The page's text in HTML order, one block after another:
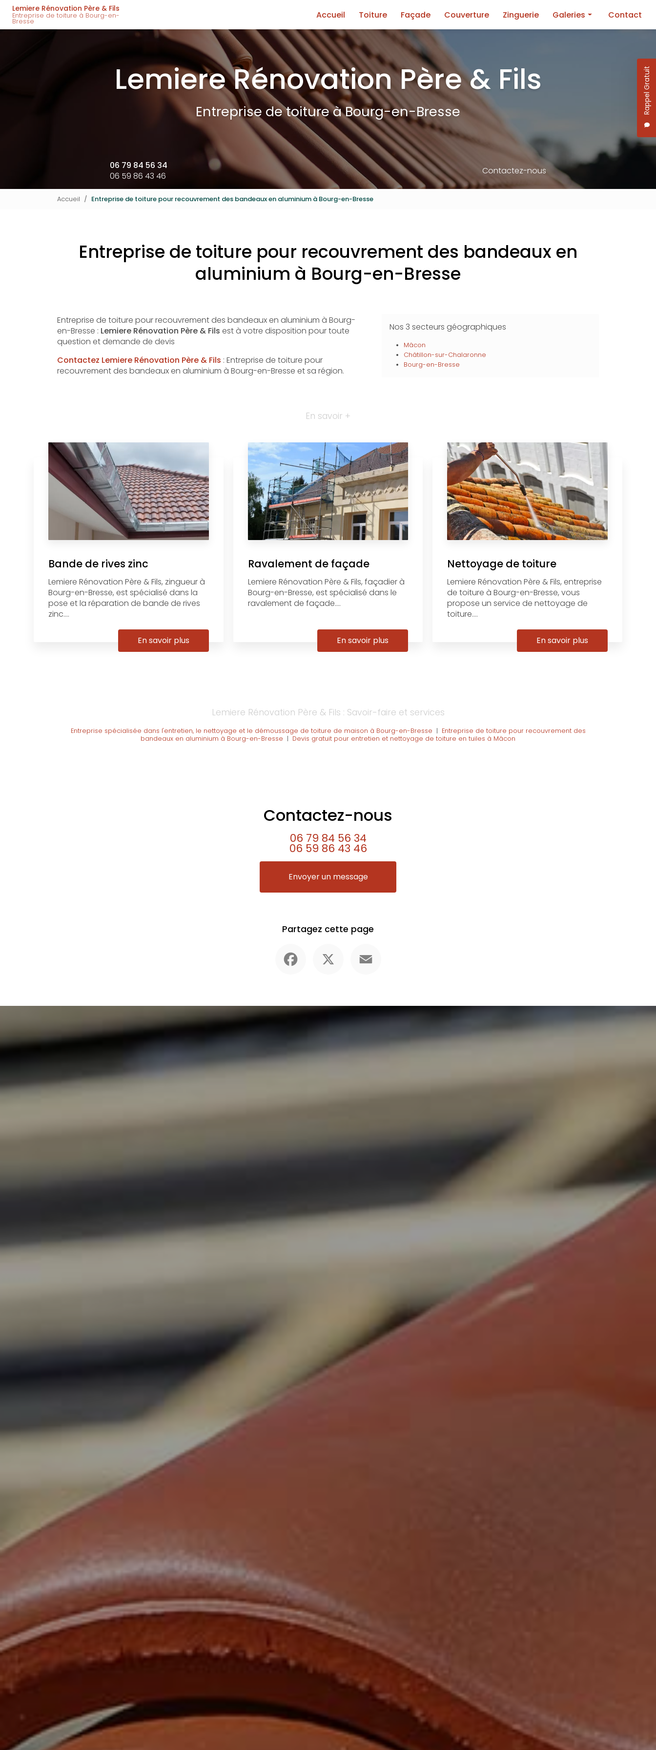
Aller
contenu
Lemiere Rénovation Père & Fils
Entreprise de toiture à Bourg-en-
Bresse
Rappel Gratuit
Accueil
Toiture Façade Couverture Zinguerie Galeries Contact
Lemiere Rénovation Père & Fils
Entreprise de toiture à Bourg-en-Bresse
06 79 84 56 34
06 59 86 43 46
Contactez-nous
Accueil Entreprise de toiture pour recouvrement des bandeaux en aluminium à Bourg-en-Bresse
Entreprise de toiture pour recouvrement des bandeaux en
aluminium à Bourg-en-Bresse
Entreprise de toiture pour recouvrement des bandeaux en aluminium à Bourg-
en-Bresse : Lemiere Rénovation Père & Fils est à votre disposition pour toute
question et demande de devis
Contactez Lemiere Rénovation Père & Fils : Entreprise de toiture pour
recouvrement des bandeaux en aluminium à Bourg-en-Bresse et sa région.
Nos 3 secteurs géographiques
Mâcon
Châtillon-sur-Chalaronne
Bourg-en-Bresse
En savoir +
Bande de rives zinc
Lemiere Rénovation Père & Fils, zingueur à
Bourg-en-Bresse, est spécialisé dans la
pose et la réparation de bande de rives
zinc....
En savoir plus
Ravalement de façade
Lemiere Rénovation Père & Fils, façadier à
Bourg-en-Bresse, est spécialisé dans le
ravalement de façade....
En savoir plus
Nettoyage de toiture
Lemiere Rénovation Père & Fils, entreprise
de toiture à Bourg-en-Bresse, vous
propose un service de nettoyage de
toiture....
En savoir plus
Lemiere Rénovation Père & Fils : Savoir-faire et services
Entreprise spécialisée dans l'entretien, le nettoyage et le démoussage de toiture de maison à Bourg-en-Bresse | Entreprise de toiture pour recouvrement des
bandeaux en aluminium à Bourg-en-Bresse | Devis gratuit pour entretien et nettoyage de toiture en tuiles à Mâcon
Contactez-nous
06 79 84 56 34
06 59 86 43 46
Envoyer un message
Partagez cette page